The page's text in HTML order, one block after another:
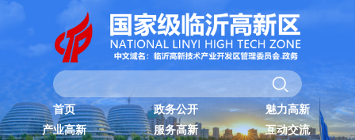
首页 政务公开
魅力高新
产业高新
服务高新
互动交流